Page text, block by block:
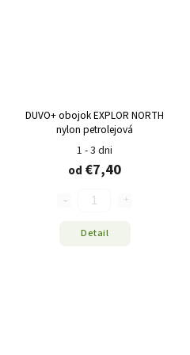
DUVO+ obojok EXPLOR NORTH
nylon petrolejová
1 - 3 dni
od €7,40
Detail